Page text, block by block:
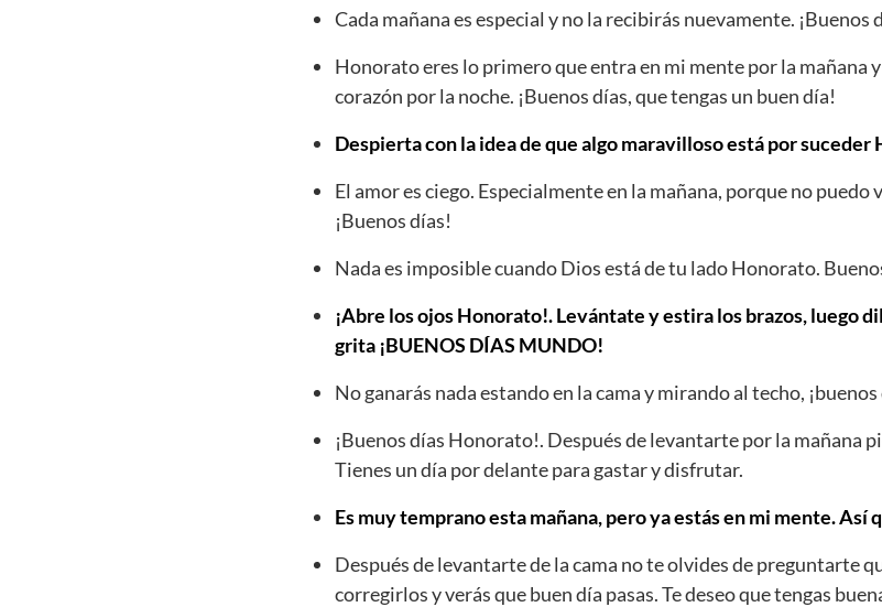
Cada mañana es especial y no la recibirás nuevamente. ¡Buenos
Honorato eres lo primero que entra en mi mente por la mañana
corazón por la noche. ¡Buenos días, que tengas un buen día!
Despierta con la idea de que algo maravilloso está por suceder
El amor es ciego. Especialmente en la mañana, porque no puedo
¡Buenos días!
Nada es imposible cuando Dios está de tu lado Honorato.
¡Abre los ojos Honorato!. Levántate y estira los brazos, luego
grita ¡BUENOS DÍAS MUNDO!
No ganarás nada estando en la cama y mirando al techo,
¡Buenos días Honorato!. Después de levantarte por la mañana
Tienes un día por delante para gastar y disfrutar.
Es muy temprano esta mañana, pero ya estás en mi mente. Así
Después de levantarte de la cama no te olvides de preguntarte
corregirlos y verás que buen día pasas. Te deseo que tengas